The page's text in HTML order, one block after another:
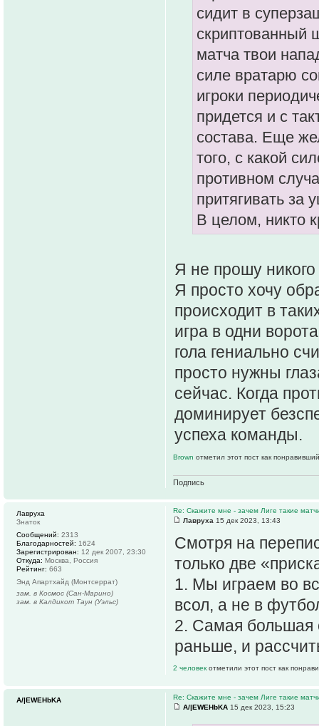
сидит в
скриптованный
матча твои
силе вратарю
игроки
придется и с
состава. Еще
того, с какой
противном
притягивать
В целом, никто
Я не прошу
Я просто хочу
происходит в
игра в одни
гола гениально
просто нужны
сейчас. Когда
доминирует
успеха команды.
Brown отметил этот пост как
Подпись
Re: Скажите мне - зачем Лиге такие
Лавруха 15 дек 2023, 13:43
Смотря на
только две
1. Мы играем во
всол, а не в
2. Самая большая
раньше, и
2 человекотметили этот пост как
Лавруха
Знаток
Сообщений: 2313
Благодарностей: 1624
Зарегистрирован: 12 дек 2007, 23:30
Откуда: Москва, Россия
Рейтинг: 663
Энд Апартхайд (Монтсеррат)
зам. в Космос (Сан-Марино)
зам. в Калдикот Таун (Уэльс)
Re: Скажите мне - зачем Лиге такие
A/|EWEHbKA 15 дек 2023, 15:23
A/|EWEHbKA